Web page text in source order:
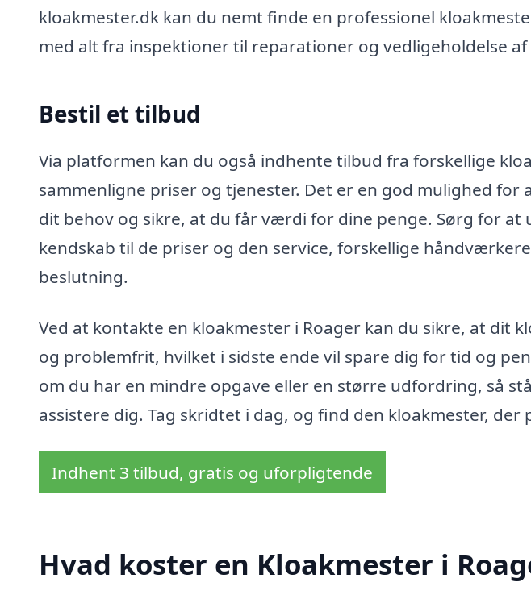
kloakmester.dk kan du nemt finde en professionel
med alt fra inspektioner til reparationer og vedligeholdelse af
Bestil et tilbud
Via platformen kan du også indhente tilbud fra forskellige
sammenligne priser og tjenester. Det er en god mulighed for
dit behov og sikre, at du får værdi for dine penge. Sørg for at
kendskab til de priser og den service, forskellige
beslutning.
Ved at kontakte en kloakmester i Roager kan du sikre, at dit
og problemfrit, hvilket i sidste ende vil spare dig for tid og
om du har en mindre opgave eller en større udfordring, så
assistere dig. Tag skridtet i dag, og find den kloakmester, der
Indhent 3 tilbud, gratis og uforpligtende
Hvad koster en Kloakmester i